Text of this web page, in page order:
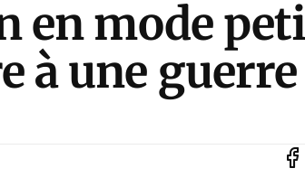
en mode
à une guerre